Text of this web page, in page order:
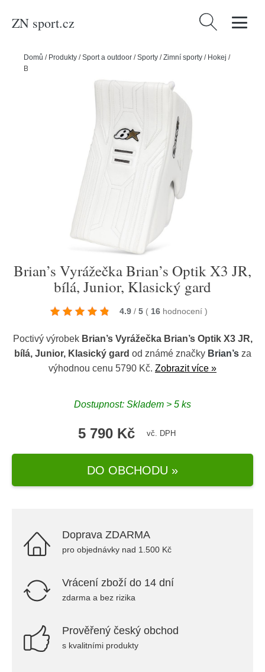
ZN sport.cz Vyhledávání
Domů / Produkty /Sport a outdoor /Sporty /Zimní sporty / Hokej /
Brian’s Vyrážečka Brian’s Optik X3 JR, bílá, Junior, Klasický gard
Brian’s Vyrážečka Brian’s Optik X3 JR,
bílá, Junior, Klasický gard
4.9 / 5 ( 16 hodnocení )
Poctivý výrobek Brian’s Vyrážečka Brian’s Optik X3 JR,
bílá, Junior, Klasický gard od známé značky Brian’sza
výhodnou cenu 5790 Kč. Zobrazit více »
Dostupnost: Skladem > 5 ks
5 790 Kč vč. DPH
DO OBCHODU »
Doprava ZDARMA
pro objednávky nad 1.500 Kč
Vrácení zboží do 14 dní
zdarma a bez rizika
Prověřený český obchod
s kvalitními produkty